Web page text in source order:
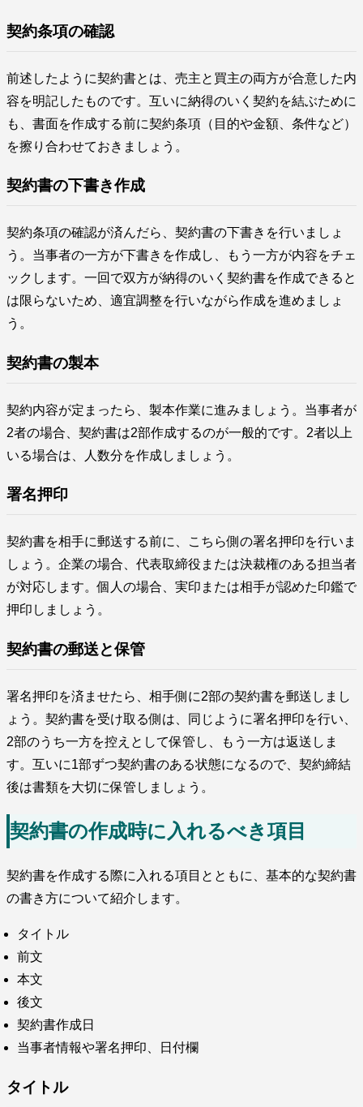
契約条項の確認
前述したように契約書とは、売主と買主の両方が合意した内
容を明記したものです。互いに納得のいく契約を結ぶために
も、書面を作成する前に契約条項（目的や金額、条件など）
を擦り合わせておきましょう。
契約書の下書き作成
契約条項の確認が済んだら、契約書の下書きを行いましょ
う。当事者の一方が下書きを作成し、もう一方が内容をチェ
ックします。一回で双方が納得のいく契約書を作成できると
は限らないため、適宜調整を行いながら作成を進めましょ
う。
契約書の製本
契約内容が定まったら、製本作業に進みましょう。当事者が
2者の場合、契約書は2部作成するのが一般的です。2者以上
いる場合は、人数分を作成しましょう。
署名押印
契約書を相手に郵送する前に、こちら側の署名押印を行いま
しょう。企業の場合、代表取締役または決裁権のある担当者
が対応します。個人の場合、実印または相手が認めた印鑑で
押印しましょう。
契約書の郵送と保管
署名押印を済ませたら、相手側に2部の契約書を郵送しまし
ょう。契約書を受け取る側は、同じように署名押印を行い、
2部のうち一方を控えとして保管し、もう一方は返送しま
す。互いに1部ずつ契約書のある状態になるので、契約締結
後は書類を大切に保管しましょう。
契約書の作成時に入れるべき項目
契約書を作成する際に入れる項目とともに、基本的な契約書
の書き方について紹介します。
タイトル
前文
本文
後文
契約書作成日
当事者情報や署名押印、日付欄
タイトル